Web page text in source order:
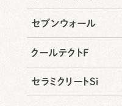
セブンウォール
クールテクトF
セラミクリートSi